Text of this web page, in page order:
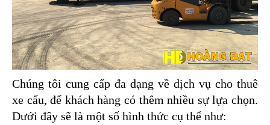
Chúng tôi cung cấp đa dạng về dịch vụ cho thuê
xe cẩu, để khách hàng có thêm nhiều sự lựa chọn.
Dưới đây sẽ là một số hình thức cụ thể như: